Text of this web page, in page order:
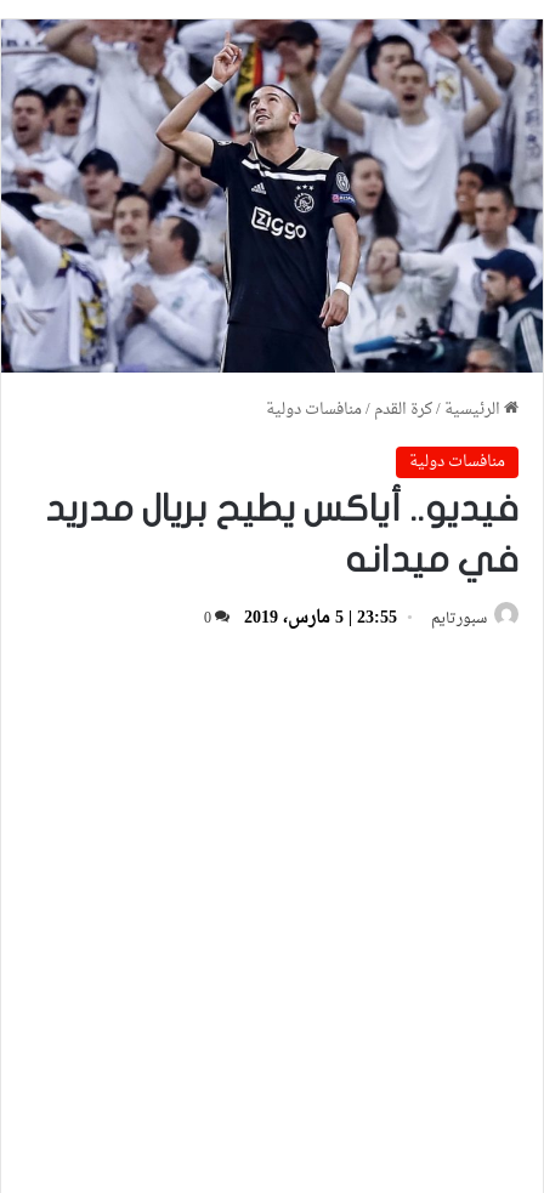
الرئيسية/كرة القدم/منافسات دولية
منافسات دولية
فيديو.. أياكس يطيح بريال مدريد
في ميدانه
سبورتايم 23:55 | 5 مارس، 2019 0